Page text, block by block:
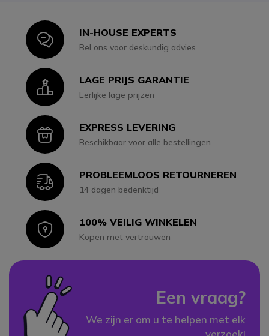
IconIN-HOUSE EXPERTS
Bel ons voor deskundig advies
IconLAGE PRIJS GARANTIE
Eerlijke lage prijzen
IconEXPRESS LEVERING
Beschikbaar voor alle bestellingen
IconPROBLEEMLOOS RETOURNEREN
14 dagen bedenktijd
Icon100% VEILIG WINKELEN
Kopen met vertrouwen
Een vraag?
We zijn er om u te helpen met elk